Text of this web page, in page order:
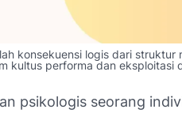
konsekuensi logis dari struktur
kultus performa dan eksploitasi
psikologis seorang